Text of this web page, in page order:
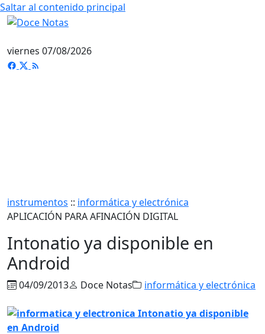
Saltar al contenido principal
viernes 07/08/2026
instrumentos :: informática y electrónica
APLICACIÓN PARA AFINACIÓN DIGITAL
Intonatio ya disponible en
Android
04/09/2013 Doce Notas informática y electrónica